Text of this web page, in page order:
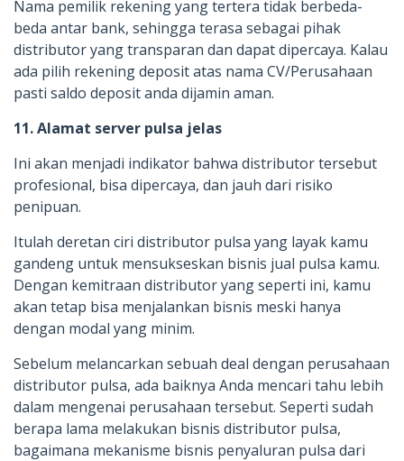
Nama pemilik rekening yang tertera tidak berbeda-
beda antar bank, sehingga terasa sebagai pihak
distributor yang transparan dan dapat dipercaya. Kalau
ada pilih rekening deposit atas nama CV/Perusahaan
pasti saldo deposit anda dijamin aman.
11. Alamat server pulsa jelas
Ini akan menjadi indikator bahwa distributor tersebut
profesional, bisa dipercaya, dan jauh dari risiko
penipuan.
Itulah deretan ciri distributor pulsa yang layak kamu
gandeng untuk mensukseskan bisnis jual pulsa kamu.
Dengan kemitraan distributor yang seperti ini, kamu
akan tetap bisa menjalankan bisnis meski hanya
dengan modal yang minim.
Sebelum melancarkan sebuah deal dengan perusahaan
distributor pulsa, ada baiknya Anda mencari tahu lebih
dalam mengenai perusahaan tersebut. Seperti sudah
berapa lama melakukan bisnis distributor pulsa,
bagaimana mekanisme bisnis penyaluran pulsa dari